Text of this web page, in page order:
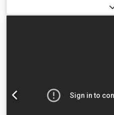
Materiaal: Hoogwaardig
Buitenafmetingen: 350 × 210
305 × 180 × 134 mm Inhoud:
dan 5000 meter aan
op voorraad (Wijzigingen en